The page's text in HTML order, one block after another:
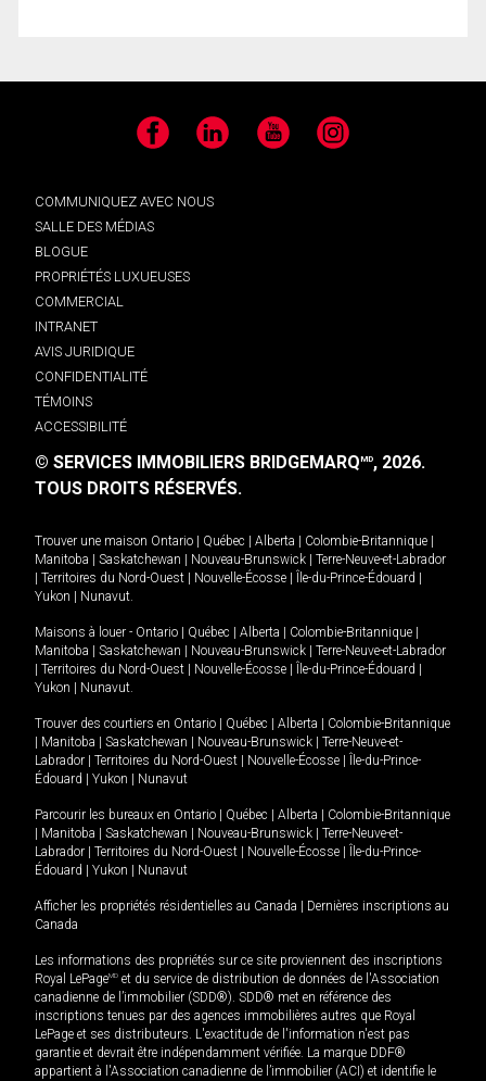
Facebook LinkedIn YouTube Instagram
COMMUNIQUEZ AVEC NOUS
SALLE DES MÉDIAS
BLOGUE
PROPRIÉTÉS LUXUEUSES
COMMERCIAL
INTRANET
AVIS JURIDIQUE
CONFIDENTIALITÉ
TÉMOINS
ACCESSIBILITÉ
© SERVICES IMMOBILIERS BRIDGEMARQMD, 2026.
TOUS DROITS RÉSERVÉS.
Trouver une maison Ontario Québec Alberta Colombie-Britannique
Manitoba
Saskatchewan Nouveau-Brunswick
Terre-Neuve-et-Labrador
Territoires du Nord-Ouest Nouvelle-Écosse Île-du-Prince-Édouard
Yukon
Nunavut.
Maisons à louer - Ontario Québec Alberta Colombie-Britannique
Manitoba
Saskatchewan Nouveau-Brunswick
Terre-Neuve-et-Labrador
Territoires du Nord-Ouest Nouvelle-Écosse Île-du-Prince-Édouard
Yukon
Nunavut.
Trouver des courtiers en Ontario Québec Alberta
Colombie-Britannique
Manitoba Saskatchewan Nouveau-Brunswick
Terre-Neuve-et-
Labrador
Territoires du Nord-Ouest Nouvelle-Écosse
Île-du-Prince-
Édouard
Yukon Nunavut
Parcourir les bureaux en Ontario Québec Alberta
Colombie-Britannique
Manitoba Saskatchewan Nouveau-Brunswick
Terre-Neuve-et-
Labrador
Territoires du Nord-Ouest Nouvelle-Écosse
Île-du-Prince-
Édouard
Yukon Nunavut
Afficher les propriétés résidentielles au Canada
Dernières inscriptions au
Canada
Les informations des propriétés sur ce site proviennent des inscriptions
Royal LePageMD et du service de distribution de données de l'Association
canadienne de l’immobilier (SDD®). SDD® met en référence des
inscriptions tenues par des agences immobilières autres que Royal
LePage et ses distributeurs. L'exactitude de l'information n'est pas
garantie et devrait être indépendamment vérifiée. La marque DDF®
appartient à l'Association canadienne de l’immobilier (ACI) et identifie le